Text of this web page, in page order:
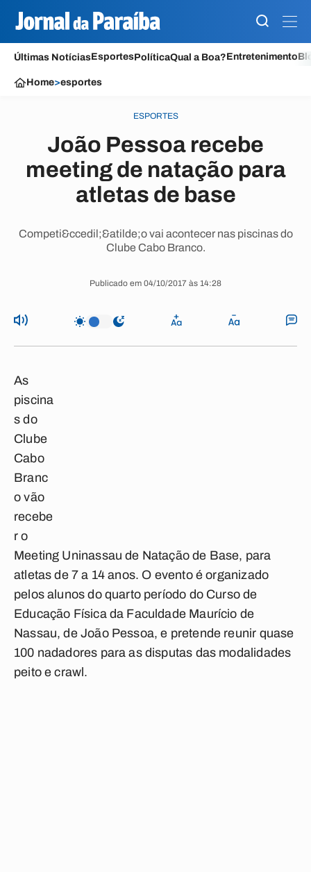
Últimas NotíciasEsportesPolíticaQual a Boa?Entretenimento
Home>esportes
ESPORTES
João Pessoa recebe
meeting de natação para
atletas de base
Competi&ccedil;&atilde;o vai acontecer nas piscinas do
Clube Cabo Branco.
Publicado em 04/10/2017 às 14:28
As
piscina
s do
Clube
Cabo
Branc
o vão
recebe
r o
Meeting Uninassau de Natação de Base, para
atletas de 7 a 14 anos. O evento é organizado
pelos alunos do quarto período do Curso de
Educação Física da Faculdade Maurício de
Nassau, de João Pessoa, e pretende reunir quase
100 nadadores para as disputas das modalidades
peito e crawl.